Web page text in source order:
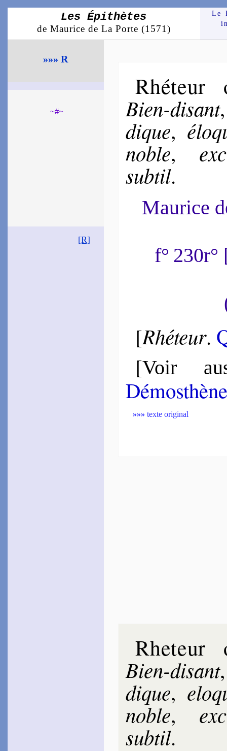
Les Épithètes
de Maurice de La Porte (1571)
Le
»»» R
~#~
[R]
Rhéteur
Bien-disant
dique,
noble,
sub­til.
Maurice
f°
[Rhéteur.
[Voir
Démos­thène
»»» texte original
Rheteur
Bien-disant
dique,
noble,
sub­til.